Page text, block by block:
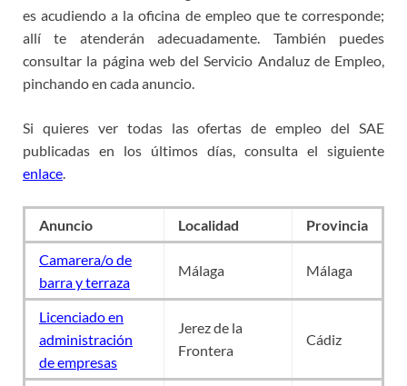
es acudiendo a la oficina de empleo que te corresponde;
allí te atenderán adecuadamente. También puedes
consultar la página web del Servicio Andaluz de Empleo,
pinchando en cada anuncio.
Si quieres ver todas las ofertas de empleo del SAE
publicadas en los últimos días, consulta el siguiente
enlace
Anuncio Localidad
Provincia
Camarera/o de
barra y terraza
Málaga Málaga
Licenciado en
administración
de empresas
Jerez de la
Frontera
Cádiz